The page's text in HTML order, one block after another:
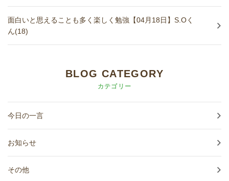
面白いと思えることも多く楽しく勉強【04月18日】S.Oく
ん(18)
BLOG CATEGORY
カテゴリー
今日の一言
お知らせ
その他